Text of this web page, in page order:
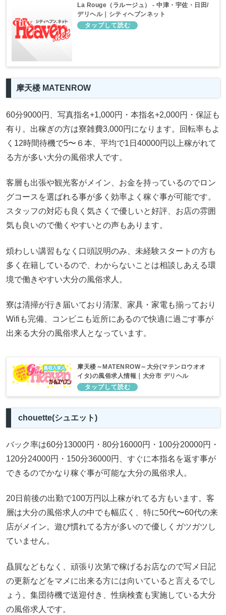
La Rouge（ラルージュ） - 中津・宇佐・日田/
デリヘル｜シティヘブンネット
摩天楼 MATENROW
60分9000円、写真指名+1,000円・本指名+2,000円・保証も
有り。出稼ぎの方は寮雑費3,000円になります。回転率もよ
く12時間待機で5〜６本、平均で1日40000円以上稼がれて
る方が多い大分の風俗求人です。
客層も出張や観光客がメイン、お金を持っているのでロン
グコースを選ばれる事が多く効率よく稼ぐ事が可能です。
スタッフの対応も良く気さくで優しいと好評、お店の雰囲
気も良いので働くやすいとの声もあります。
煩わしい講習もなく口頭説明のみ、未経験スタートの方も
多く在籍しているので、わからないことは相談しあえる環
境で働きやすい大分の風俗求人。
寮は清掃が行き届いており清潔、家具・家電も揃っており
Wifiも完備、コンビニも近所にあるので快適に過ごす事が
出来る大分の風俗求人となっています。
摩天楼～MATENROW～大分(マテンロウオオ
イタ)の風俗求人情報｜大分市 デリヘル
chouette(シュエット)
バック率は60分13000円・80分16000円・100分20000円・
120分24000円・150分36000円、すぐに本指名を返す事が
できるのでかなり稼ぐ事が可能な大分の風俗求人。
20日前後の出勤で100万円以上稼がれてる方もいます。客
層は大分の風俗求人の中でも幅広く、特に50代〜60代の来
店がメイン。遊び慣れてる方が多いので優しくガツガツし
ていません。
贔屓などもなく、頑張り次第で稼げるお店なので写メ日記
の更新などをマメに出来る方には向いていると言えるでし
ょう。集団待機で送迎付き、性病検査も実施している大分
の風俗求人です。